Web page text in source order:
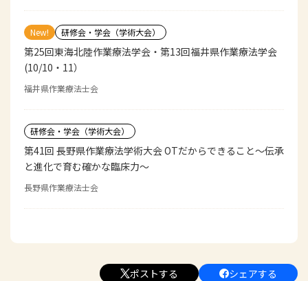
New! 研修会・学会（学術大会）
第25回東海北陸作業療法学会・第13回福井県作業療法学会
(10/10・11）
福井県作業療法士会
研修会・学会（学術大会）
第41回 長野県作業療法学術大会 OTだからできること〜伝承
と進化で育む確かな臨床力〜
長野県作業療法士会
ポストする シェアする